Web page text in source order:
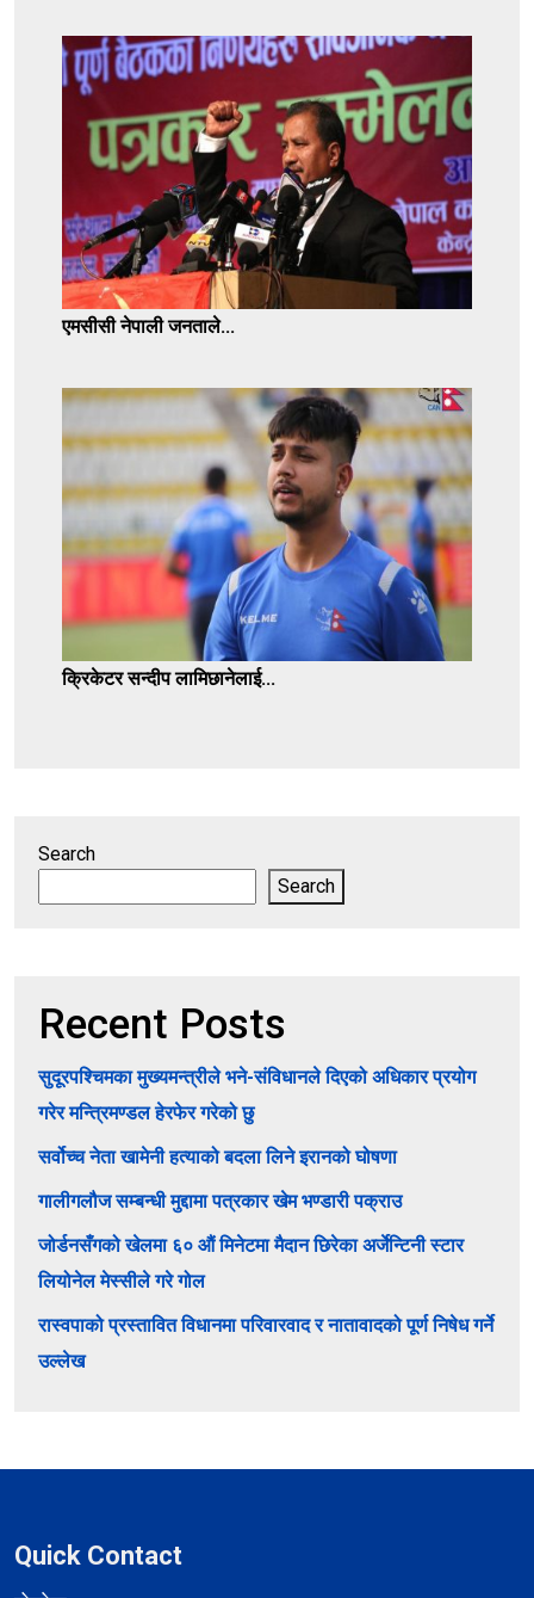
एमसीसी नेपाली जनताले...
क्रिकेटर सन्दीप लामिछानेलाई...
Search
Search
Recent Posts
सुदूरपश्चिमका मुख्यमन्त्रीले भने-संविधानले दिएको अधिकार प्रयोग
गरेर मन्त्रिमण्डल हेरफेर गरेको छु
सर्वोच्च नेता खामेनी हत्याको बदला लिने इरानको घोषणा
गालीगलौज सम्बन्धी मुद्दामा पत्रकार खेम भण्डारी पक्राउ
जोर्डनसँगको खेलमा ६० औं मिनेटमा मैदान छिरेका अर्जेन्टिनी स्टार
लियोनेल मेस्सीले गरे गोल
रास्वपाको प्रस्तावित विधानमा परिवारवाद र नातावादको पूर्ण निषेध गर्ने
उल्लेख
Quick Contact